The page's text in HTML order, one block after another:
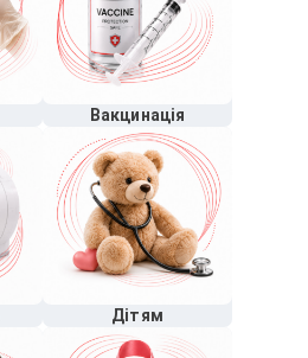
Вакцинація
Дітям